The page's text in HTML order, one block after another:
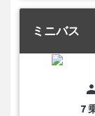
ミニバス
7